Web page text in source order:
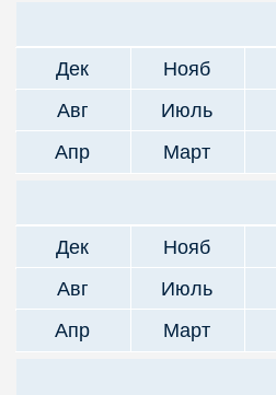
Дек
Нояб
Авг
Июль
Апр
Март
Дек
Нояб
Авг
Июль
Апр
Март